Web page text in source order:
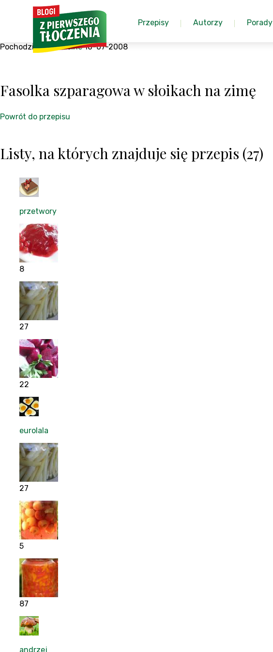
Przepisy Autorzy Porady
Pochodzi z:My cuisine 10-07-2008
Fasolka szparagowa w słoikach na zimę
Powrót do przepisu
Listy, na których znajduje się przepis (27)
przetwory
8
27
22
eurolala
27
5
87
andrzej